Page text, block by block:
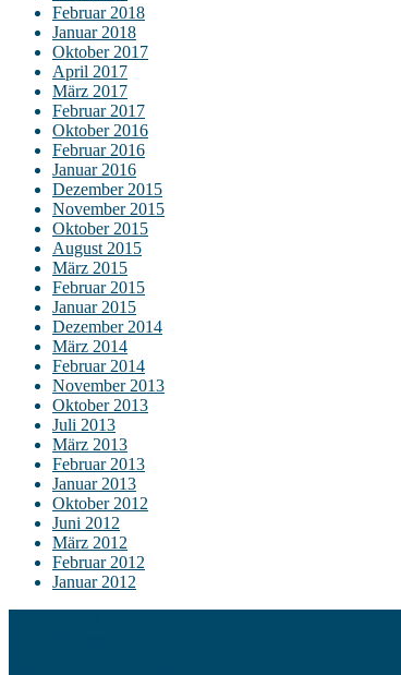
Februar 2018
Januar 2018
Oktober 2017
April 2017
März 2017
Februar 2017
Oktober 2016
Februar 2016
Januar 2016
Dezember 2015
November 2015
Oktober 2015
August 2015
März 2015
Februar 2015
Januar 2015
Dezember 2014
März 2014
Februar 2014
November 2013
Oktober 2013
Juli 2013
März 2013
Februar 2013
Januar 2013
Oktober 2012
Juni 2012
März 2012
Februar 2012
Januar 2012